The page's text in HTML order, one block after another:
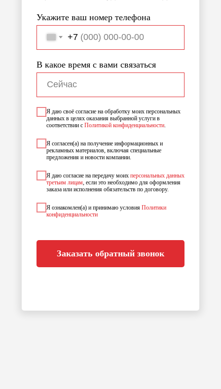
Укажите ваш номер телефона
+7
В какое время с вами связаться
Я даю своё согласие на обработку моих персональных
данных в целях оказания выбранной услуги в
соответствии с Политикой конфиденциальности.
Я согласен(а) на получение информационных и
рекламных материалов, включая специальные
предложения и новости компании.
Я даю согласие на передачу моих персональных данных
третьим лицам, если это необходимо для оформления
заказа или исполнения обязательств по договору.
Я ознакомлен(а) и принимаю условия Политики
конфиденциальности
Заказать обратный звонок